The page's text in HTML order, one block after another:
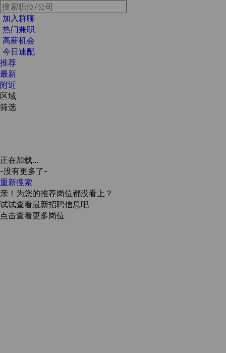
加入群聊
热门兼职
高薪机会
今日速配
推荐
最新
附近
区域
筛选
正在加载...
-没有更多了-
重新搜索
亲！为您的推荐岗位都没看上？
试试查看最新招聘信息吧
点击查看更多岗位